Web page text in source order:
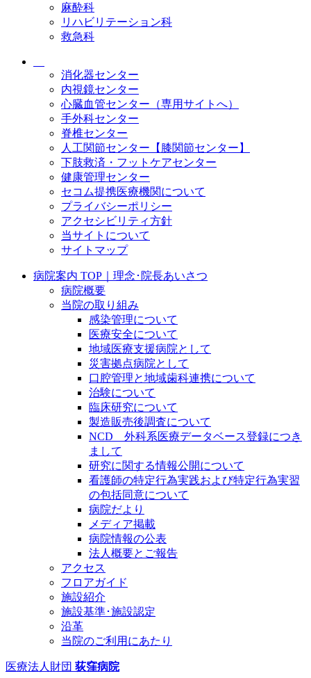
麻酔科
リハビリテーション科
救急科
消化器センター
内視鏡センター
心臓血管センター（専用サイトへ）
手外科センター
脊椎センター
人工関節センター【膝関節センター】
下肢救済・フットケアセンター
健康管理センター
セコム提携医療機関について
プライバシーポリシー
アクセシビリティ方針
当サイトについて
サイトマップ
病院案内 TOP｜理念･院長あいさつ
病院概要
当院の取り組み
感染管理について
医療安全について
地域医療支援病院として
災害拠点病院として
口腔管理と地域歯科連携について
治験について
臨床研究について
製造販売後調査について
NCD 外科系医療データベース登録につき
まして
研究に関する情報公開について
看護師の特定行為実践および特定行為実習
の包括同意について
病院だより
メディア掲載
病院情報の公表
法人概要とご報告
アクセス
フロアガイド
施設紹介
施設基準･施設認定
沿革
当院のご利用にあたり
医療法人財団 荻窪病院